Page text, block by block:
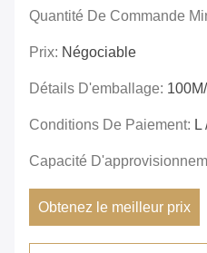
Quantité De Commande
Prix: Négociable
Détails D'emballage:
Conditions De Paiement: L
Capacité
Obtenez le meilleur prix